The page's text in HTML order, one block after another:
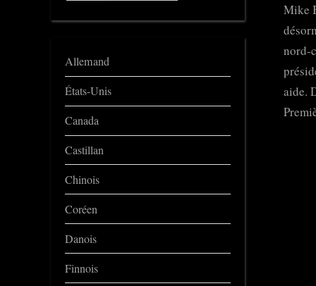
Mike
nord-
aide.
Allemand
États-Unis
Canada
Castillan
Chinois
Coréen
Danois
Finnois